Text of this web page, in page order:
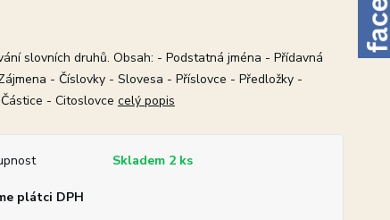
slovních druhů. Obsah: - Podstatná jména - Přídavná
- Číslovky - Slovesa - Příslovce - Předložky -
- Citoslovce celý popis
Skladem 2 ks
plátci DPH